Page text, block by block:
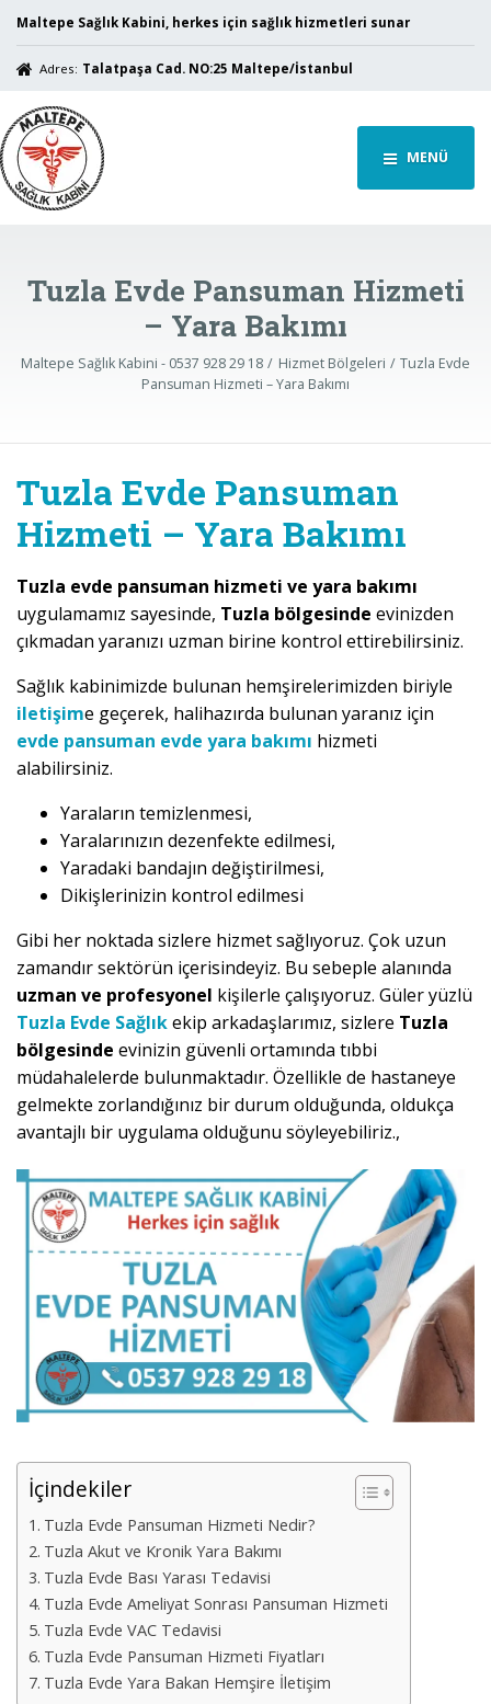
Maltepe Sağlık Kabini, herkes için sağlık hizmetleri sunar
Adres: Talatpaşa Cad. NO:25 Maltepe/İstanbul
MENÜ
Tuzla Evde Pansuman Hizmeti
– Yara Bakımı
Maltepe Sağlık Kabini - 0537 928 29 18 Hizmet Bölgeleri
Tuzla Evde
Pansuman Hizmeti – Yara Bakımı
Tuzla Evde Pansuman
Hizmeti – Yara Bakımı
Tuzla evde pansuman hizmeti ve yara bakımı
uygulamamız sayesinde, Tuzla bölgesinde evinizden
çıkmadan yaranızı uzman birine kontrol ettirebilirsiniz.
Sağlık kabinimizde bulunan hemşirelerimizden biriyle
iletişime geçerek, halihazırda bulunan yaranız için
evde pansuman evde yara bakımı hizmeti
alabilirsiniz.
Yaraların temizlenmesi,
Yaralarınızın dezenfekte edilmesi,
Yaradaki bandajın değiştirilmesi,
Dikişlerinizin kontrol edilmesi
Gibi her noktada sizlere hizmet sağlıyoruz. Çok uzun
zamandır sektörün içerisindeyiz. Bu sebeple alanında
uzman ve profesyonel kişilerle çalışıyoruz. Güler yüzlü
Tuzla Evde Sağlıkekip arkadaşlarımız, sizlere Tuzla
bölgesinde evinizin güvenli ortamında tıbbi
müdahalelerde bulunmaktadır. Özellikle de hastaneye
gelmekte zorlandığınız bir durum olduğunda, oldukça
avantajlı bir uygulama olduğunu söyleyebiliriz.,
İçindekiler
Tuzla Evde Pansuman Hizmeti Nedir?
Tuzla Akut ve Kronik Yara Bakımı
Tuzla Evde Bası Yarası Tedavisi
Tuzla Evde Ameliyat Sonrası Pansuman Hizmeti
Tuzla Evde VAC Tedavisi
Tuzla Evde Pansuman Hizmeti Fiyatları
Tuzla Evde Yara Bakan Hemşire İletişim